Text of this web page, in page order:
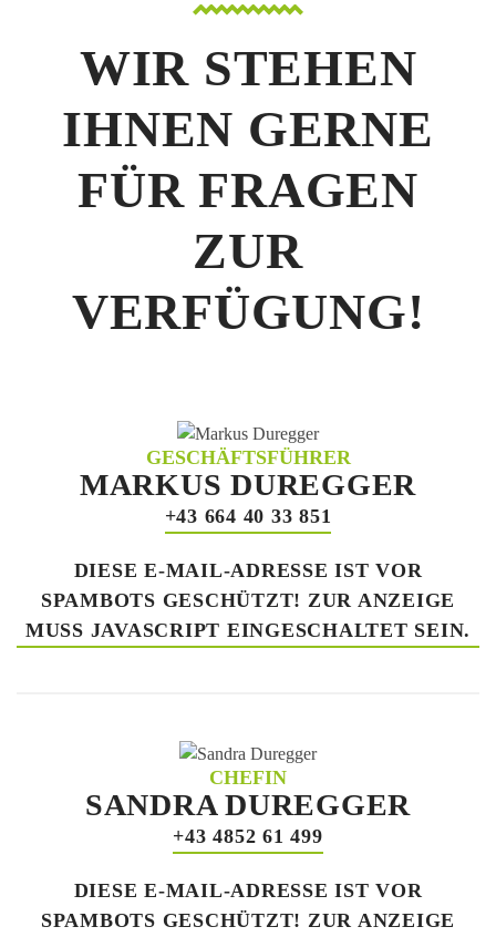
WIR STEHEN
IHNEN GERNE
FÜR FRAGEN
ZUR
VERFÜGUNG!
GESCHÄFTSFÜHRER
MARKUS DUREGGER
+43 664 40 33 851
DIESE E-MAIL-ADRESSE IST VOR
SPAMBOTS GESCHÜTZT! ZUR ANZEIGE
MUSS JAVASCRIPT EINGESCHALTET SEIN.
CHEFIN
SANDRA DUREGGER
+43 4852 61 499
DIESE E-MAIL-ADRESSE IST VOR
SPAMBOTS GESCHÜTZT! ZUR ANZEIGE